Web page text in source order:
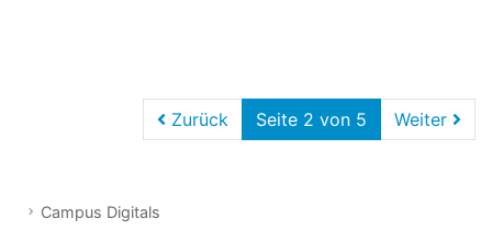
Campus Digitals
Zurück Seite 2 von 5 Weiter